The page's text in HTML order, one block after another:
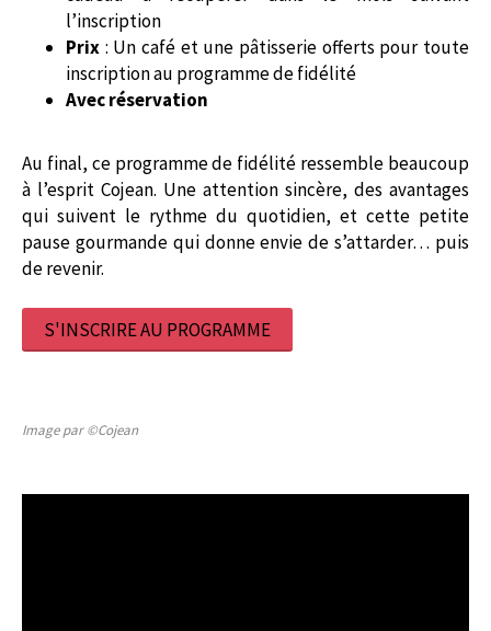
l’inscription
Prix : Un café et une pâtisserie offerts pour toute
inscription au programme de fidélité
Avec réservation
Au final, ce programme de fidélité ressemble beaucoup
à l’esprit Cojean. Une attention sincère, des avantages
qui suivent le rythme du quotidien, et cette petite
pause gourmande qui donne envie de s’attarder… puis
de revenir.
S'INSCRIRE AU PROGRAMME
Image par ©Cojean